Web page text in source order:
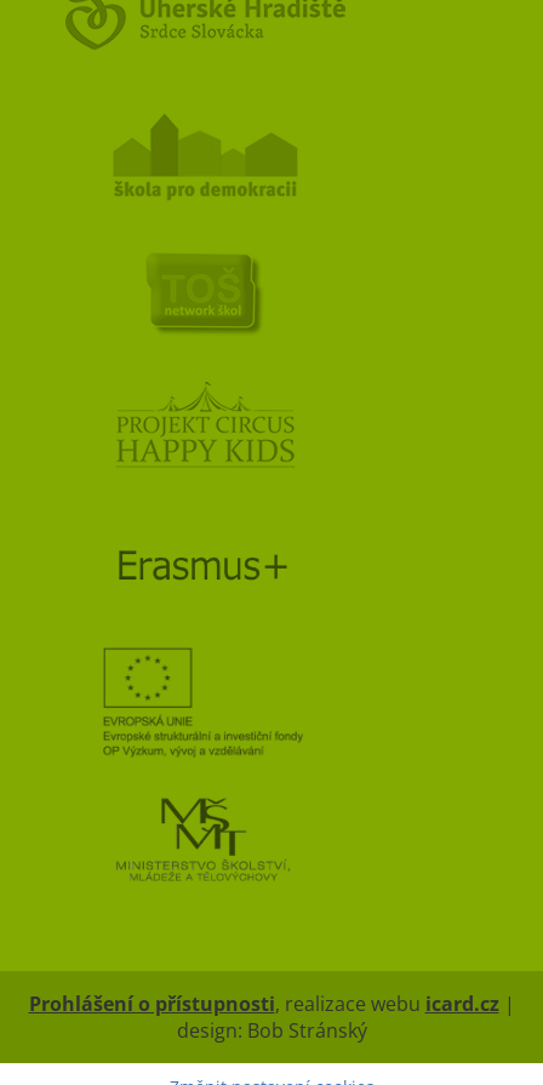
Prohlášení o přístupnosti, realizace webu icard.cz|
design: Bob Stránský